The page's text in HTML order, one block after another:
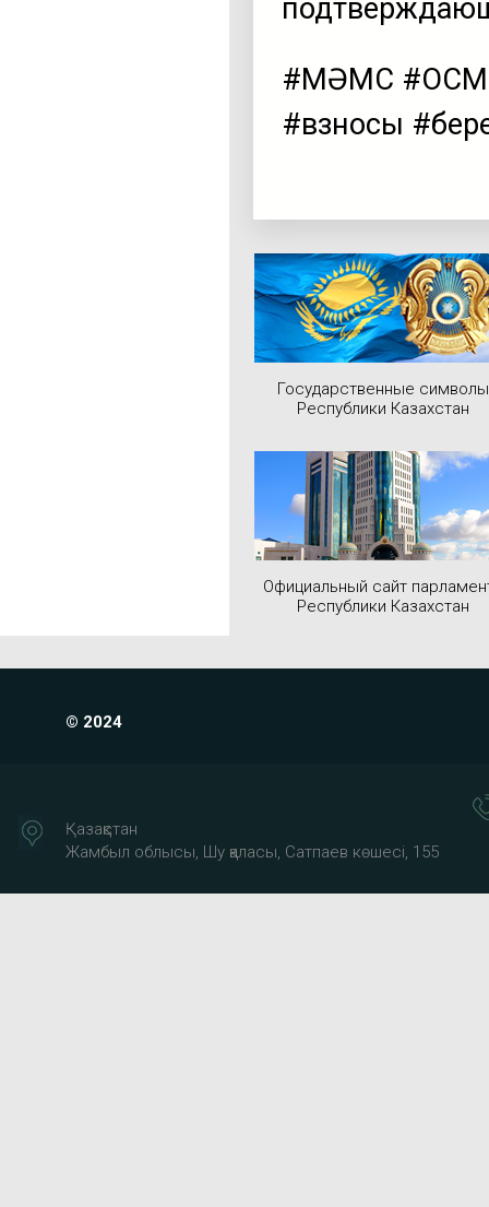
#МӘМС #ОСМС
#взносы
Государственные символы
Республики Казахстан
Официальный сайт
Республики Казахстан
© 2024
Қазақстан
Жамбыл облысы, Шу қаласы, Сатпаев көшесі, 155